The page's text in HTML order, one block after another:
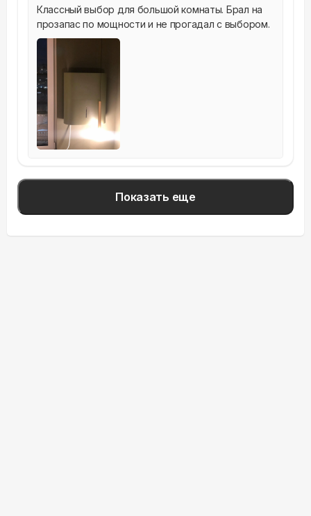
Классный выбор для большой комнаты. Брал на
прозапас по мощности и не прогадал с выбором.
Показать еще